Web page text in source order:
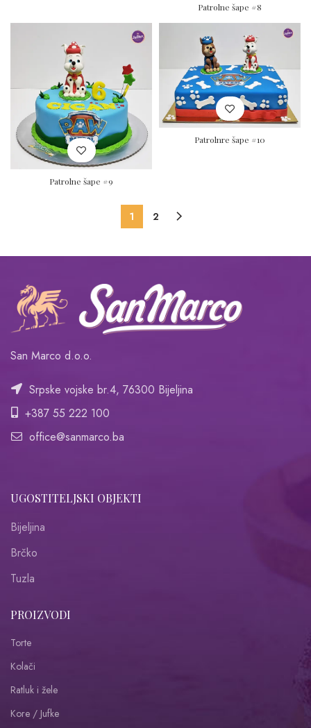
Patrolne šape #8
Patrolne šape #9
Patrolnre šape #10
1 2
San Marco d.o.o.
Srpske vojske br.4, 76300 Bijeljina
+387 55 222 100
office@sanmarco.ba
UGOSTITELJSKI OBJEKTI
Bijeljina
Brčko
Tuzla
PROIZVODI
Torte
Kolači
Ratluk i žele
Kore / Jufke